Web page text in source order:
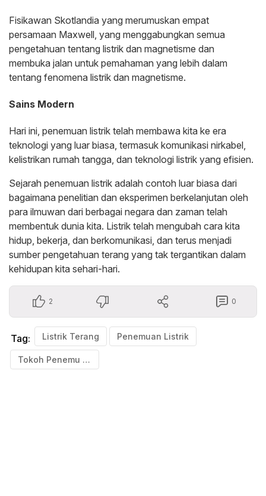
Fisikawan Skotlandia yang merumuskan empat
persamaan Maxwell, yang menggabungkan semua
pengetahuan tentang listrik dan magnetisme dan
membuka jalan untuk pemahaman yang lebih dalam
tentang fenomena listrik dan magnetisme.
Sains Modern
Hari ini, penemuan listrik telah membawa kita ke era
teknologi yang luar biasa, termasuk komunikasi nirkabel,
kelistrikan rumah tangga, dan teknologi listrik yang efisien.
Sejarah penemuan listrik adalah contoh luar biasa dari
bagaimana penelitian dan eksperimen berkelanjutan oleh
para ilmuwan dari berbagai negara dan zaman telah
membentuk dunia kita. Listrik telah mengubah cara kita
hidup, bekerja, dan berkomunikasi, dan terus menjadi
sumber pengetahuan terang yang tak tergantikan dalam
kehidupan kita sehari-hari.
2 0
Tag: Listrik Terang Penemuan Listrik
Tokoh Penemu Listrik